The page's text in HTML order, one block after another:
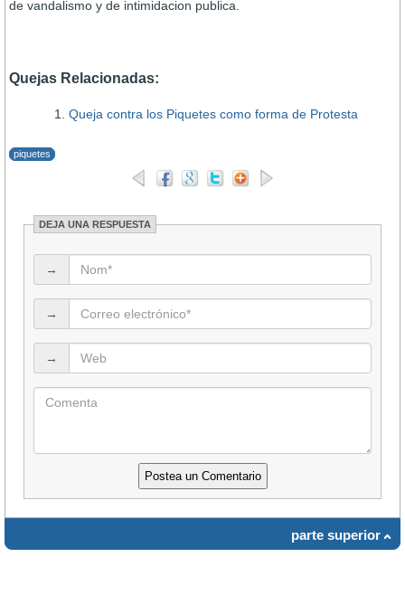
de vandalismo y de intimidacion publica.
Quejas Relacionadas:
Queja contra los Piquetes como forma de Protesta
piquetes
DEJA UNA RESPUESTA
→
→
→
parte superior